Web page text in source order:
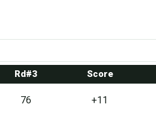
Rd#3 Score
76 +11